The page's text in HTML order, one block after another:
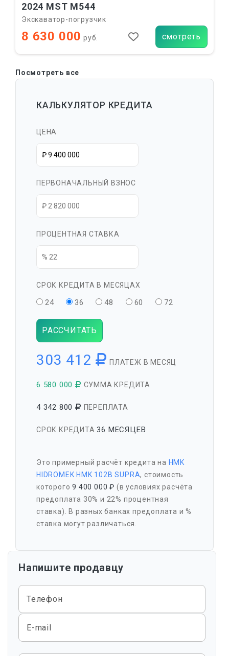
2024 MST M544
Экскаватор-погрузчик
8 630 000 руб. смотреть
Посмотреть все
КАЛЬКУЛЯТОР КРЕДИТА
ЦЕНА
ПЕРВОНАЧАЛЬНЫЙ ВЗНОС
ПРОЦЕНТНАЯ СТАВКА
СРОК КРЕДИТА В МЕСЯЦАХ
24 36 48 60 72
РАССЧИТАТЬ
303 412 ПЛАТЕЖ В МЕСЯЦ
6 580 000 СУММА КРЕДИТА
4 342 800 ПЕРЕПЛАТА
СРОК КРЕДИТА36 МЕСЯЦЕВ
Это примерный расчёт кредита на HMK
HIDROMEK HMK 102B SUPRA, стоимость
которого9 400 000 ₽ (в условиях расчёта
предоплата 30% и 22% процентная
ставка). В разных банках предоплата и %
ставка могут различаться.
Напишите продавцу
Телефон
E-mail